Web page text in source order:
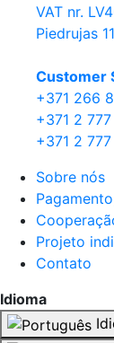
VAT nr.
Piedrujas
Сustomer
+371 266
+371 2
+371 2
Sobre nós
Projeto
Contato
Idioma